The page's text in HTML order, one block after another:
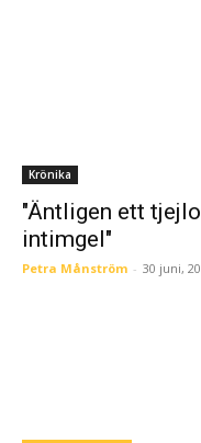
Krönika
"Äntligen ett
intimgel"
Petra Månström - 30 juni,